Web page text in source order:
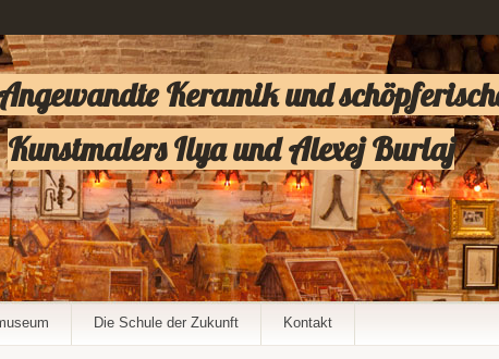
Keramik und
Kunstmalers Ilya und Alexej Burlaj
Die Schule der Zukunft Kontakt